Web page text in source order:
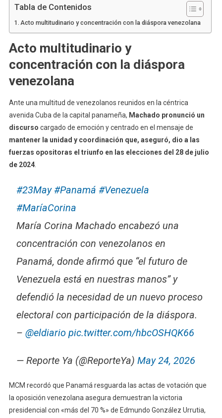
Tabla de Contenidos
Acto multitudinario y concentración con la diáspora venezolana
Acto multitudinario y
concentración con la diáspora
venezolana
Ante una multitud de venezolanos reunidos en la céntrica
avenida Cuba de la capital panameña, Machado pronunció un
discurso cargado de emoción y centrado en el mensaje de
mantener la unidad y coordinación que, aseguró, dio a las
fuerzas opositoras el triunfo en las elecciones del 28 de julio
de 2024.
#23May #Panamá #Venezuela
#MaríaCorina
María Corina Machado encabezó una
concentración con venezolanos en
Panamá, donde afirmó que “el futuro de
Venezuela está en nuestras manos” y
defendió la necesidad de un nuevo proceso
electoral con participación de la diáspora.
– @eldiario pic.twitter.com/hbcOSHQK66
— Reporte Ya (@ReporteYa) May 24, 2026
MCM recordó que Panamá resguarda las actas de votación que
la oposición venezolana asegura demuestran la victoria
presidencial con «más del 70 %» de Edmundo González Urrutia,